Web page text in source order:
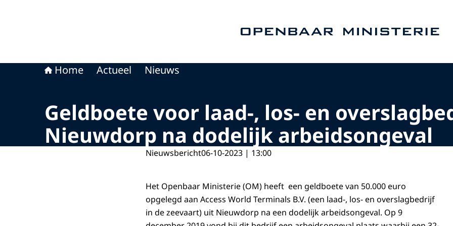
Home Actueel Nieuws
Geldboete voor laad-, los- en
Nieuwdorp na dodelijk arbeidsongeval
Nieuwsbericht06-10-2023 | 13:00
Het Openbaar Ministerie (OM) heeft een geldboete van 50.000 euro
opgelegd aan Access World Terminals B.V. (een laad-, los- en overslagbedrijf
in de zeevaart) uit Nieuwdorp na een dodelijk arbeidsongeval. Op 9